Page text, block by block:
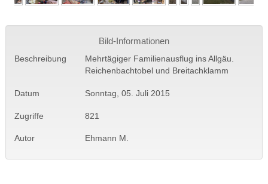
Bild-Informationen
Beschreibung
Mehrtägiger Familienausflug ins Allgäu.
Reichenbachtobel und Breitachklamm
Datum Sonntag, 05. Juli 2015
Zugriffe 821
Autor Ehmann M.